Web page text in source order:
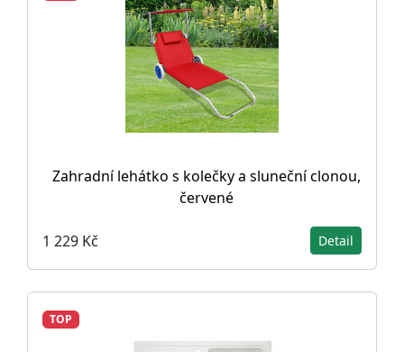
Zahradní lehátko s kolečky a sluneční clonou,
červené
1 229 Kč Detail
TOP